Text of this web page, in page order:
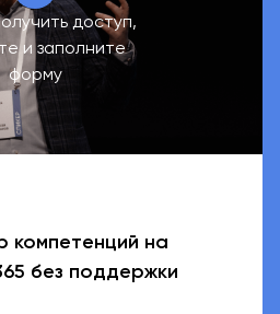
доступ,
и заполните
форму
компетенций на
без поддержки